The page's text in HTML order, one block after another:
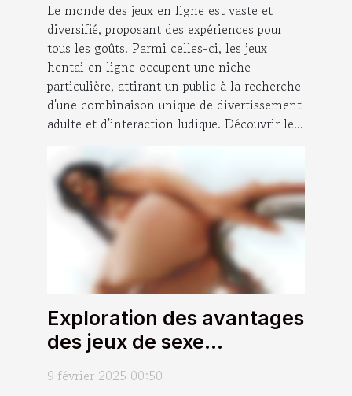
Le monde des jeux en ligne est vaste et
diversifié, proposant des expériences pour
tous les goûts. Parmi celles-ci, les jeux
hentai en ligne occupent une niche
particulière, attirant un public à la recherche
d'une combinaison unique de divertissement
adulte et d'interaction ludique. Découvrir le...
Exploration des avantages
des jeux de sexe
interactifs en ligne
9 février 2025 00:50